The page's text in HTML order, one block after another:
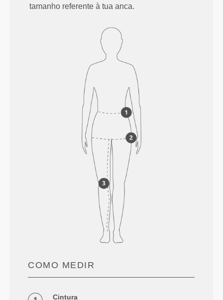
tamanho referente à tua anca.
COMO MEDIR
Cintura